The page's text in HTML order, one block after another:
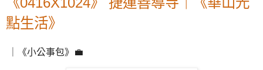
點生活》
｜《小公事包》💼